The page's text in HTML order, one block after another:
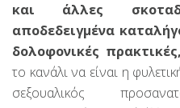
και άλλες
αποδεδειγμένα
δολοφονικές πρακτικές,
το κανάλι να είναι η
σεξουαλικός